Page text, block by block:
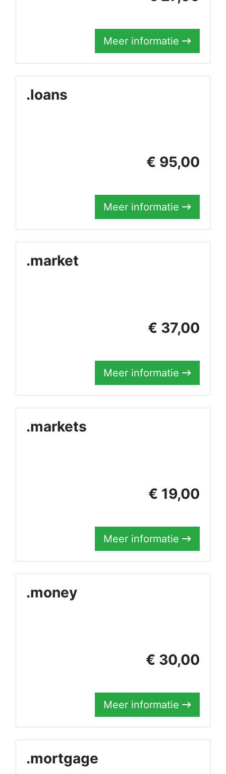
Meer informatie
.loans
€ 95,00
Meer informatie
.market
€ 37,00
Meer informatie
.markets
€ 19,00
Meer informatie
.money
€ 30,00
Meer informatie
.mortgage